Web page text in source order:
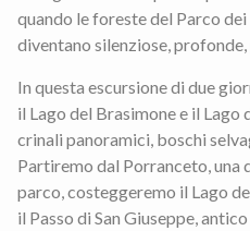
quando le foreste del Parco
diventano silenziose,
In questa escursione di due
il Lago del Brasimone e il Lago
crinali panoramici, boschi
Partiremo dal Porranceto, una
parco, costeggeremo il Lago
il Passo di San Giuseppe,